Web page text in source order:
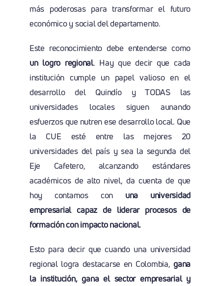
más poderosas para transformar el futuro
económico y social del departamento.
Este reconocimiento debe entenderse como
un logro regional. Hay que decir que cada
institución cumple un papel valioso en el
desarrollo del Quindío y TODAS las
universidades locales siguen aunando
esfuerzos que nutren ese desarrollo local. Que
la CUE esté entre las mejores 20
universidades del país y sea la segunda del
Eje Cafetero, alcanzando estándares
académicos de alto nivel, da cuenta de que
hoy contamos con una universidad
empresarial capaz de liderar procesos de
formación con impacto nacional.
Esto para decir que cuando una universidad
regional logra destacarse en Colombia,gana
la institución, gana el sector empresarial y